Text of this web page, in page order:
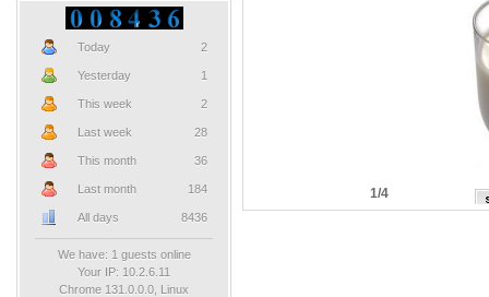
1/4
Today 2
Yesterday 1
This week 2
Last week 28
This month 36
Last month 184
All days 8436
We have: 1 guests online
Your IP: 10.2.6.11
Chrome 131.0.0.0, Linux